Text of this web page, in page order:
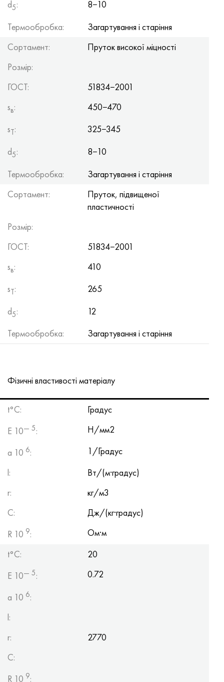
d5:
8−10
Термообробка:
Загартування і старіння
Сортамент:
Пруток високої міцності
Розмір:
ГОСТ:
51834−2001
sв:
450−470
sT:
325−345
d5:
8−10
Термообробка:
Загартування і старіння
Сортамент:
Пруток, підвищеної
пластичності
Розмір:
ГОСТ:
51834−2001
sв:
410
sT:
265
d5:
12
Термообробка:
Загартування і старіння
Фізичні властивості матеріалу
t°С:
Градус
E 10— 5:
Н/мм2
a 10 6:
1/Градус
l:
Вт/(м·градус)
r:
кг/м3
C:
Дж/(кг·градус)
R 10 9:
Ом·м
t°С:
20
E 10— 5:
0.72
a 10 6:
l:
r:
2770
C:
R 10 9:
Хастеллой C-276
Хастеллой C2000
Хастеллой x
Удимет 500
Удимет 720
40ХФА, 1.7223, aisi 4142
45Х, 45h, 1.7035
А40Г, 44smn28, 1.0762, 46s20